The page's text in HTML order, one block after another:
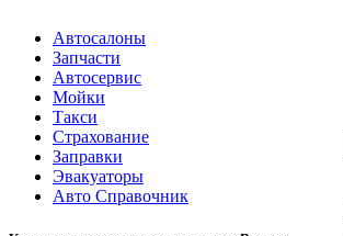
Автосалоны
Запчасти
Автосервис
Мойки
Такси
Страхование
Заправки
Эвакуаторы
Авто Справочник